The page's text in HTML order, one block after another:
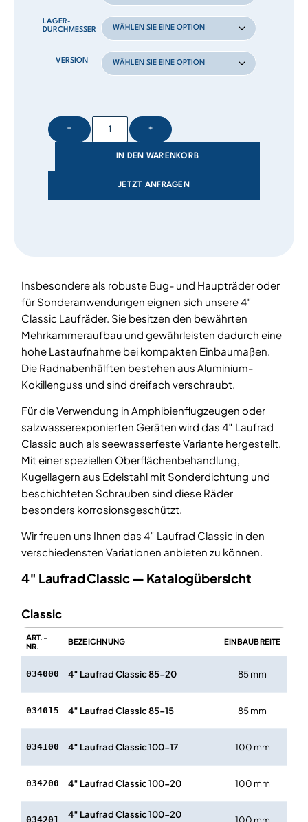
LAGER-
DURCHMESSER
VERSION
− +
IN DEN WARENKORB
JETZT ANFRAGEN
Insbesondere als robuste Bug- und Haupträder oder
für Sonderanwendungen eignen sich unsere 4″
Classic Laufräder. Sie besitzen den bewährten
Mehrkammeraufbau und gewährleisten dadurch eine
hohe Lastaufnahme bei kompakten Einbaumaßen.
Die Radnabenhälften bestehen aus Aluminium-
Kokillenguss und sind dreifach verschraubt.
Für die Verwendung in Amphibienflugzeugen oder
salzwasserexponierten Geräten wird das 4″ Laufrad
Classic auch als seewasserfeste Variante hergestellt.
Mit einer speziellen Oberflächenbehandlung,
Kugellagern aus Edelstahl mit Sonderdichtung und
beschichteten Schrauben sind diese Räder
besonders korrosionsgeschützt.
Wir freuen uns Ihnen das 4″ Laufrad Classic in den
verschiedensten Variationen anbieten zu können.
4″ Laufrad Classic — Katalogübersicht
Classic
ART.-
NR.
BEZEICHNUNG EINBAUBREITE
034000 4″ Laufrad Classic 85-20 85 mm
034015 4″ Laufrad Classic 85-15 85 mm
034100 4″ Laufrad Classic 100-17 100 mm
034200 4″ Laufrad Classic 100-20 100 mm
034201
4″ Laufrad Classic 100-20
100 mm